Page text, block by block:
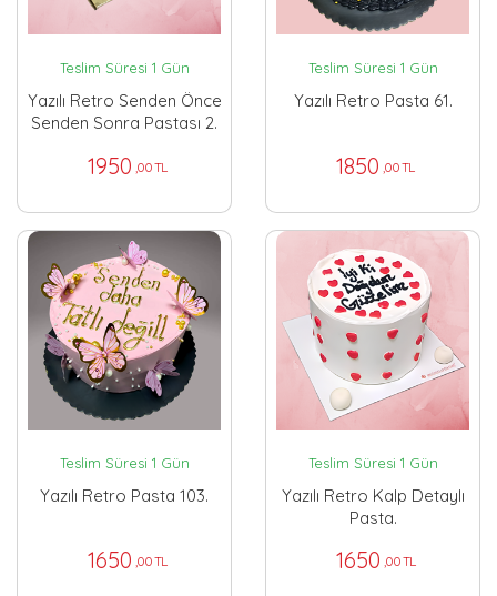
Teslim Süresi 1 Gün
Yazılı Retro Senden Önce
Senden Sonra Pastası 2.
1950 ,00 TL
Teslim Süresi 1 Gün
Yazılı Retro Pasta 61.
1850 ,00 TL
Teslim Süresi 1 Gün
Yazılı Retro Pasta 103.
1650 ,00 TL
Teslim Süresi 1 Gün
Yazılı Retro Kalp Detaylı
Pasta.
1650 ,00 TL